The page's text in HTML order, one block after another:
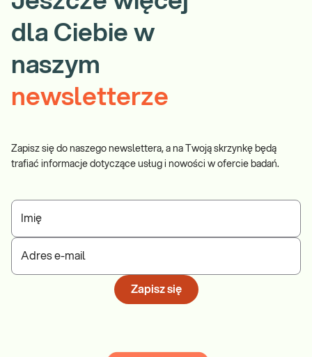
dla Ciebie w
naszym
newsletterze
Zapisz się do naszego newslettera, a na Twoją skrzynkę będą
trafiać informacje dotyczące usług i nowości w ofercie badań.
Imię
Adres e-mail
Zapisz się